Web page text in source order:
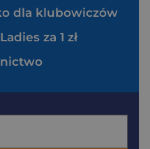
dla klubowiczów
za 1 zł